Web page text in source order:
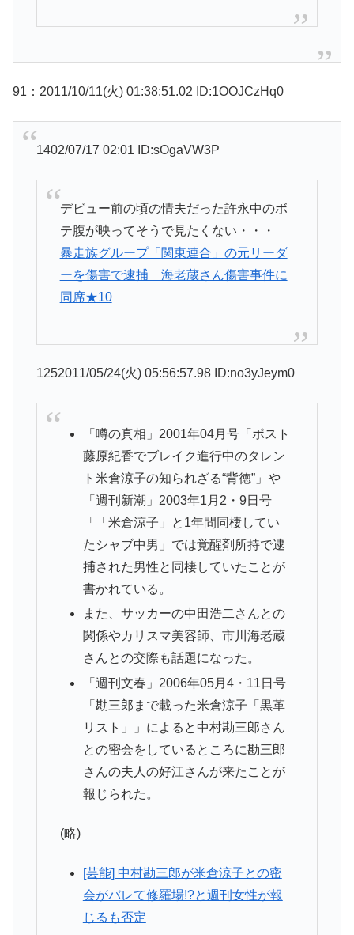
91：2011/10/11(火) 01:38:51.02 ID:1OOJCzHq0
1402/07/17 02:01 ID:sOgaVW3P
デビュー前の頃の情夫だった許永中のボ
テ腹が映ってそうで見たくない・・・
暴走族グループ「関東連合」の元リーダ
ーを傷害で逮捕 海老蔵さん傷害事件に
同席★10
1252011/05/24(火) 05:56:57.98 ID:no3yJeym0
「噂の真相」2001年04月号「ポスト
藤原紀香でブレイク進行中のタレン
ト米倉涼子の知られざる“背徳”」や
「週刊新潮」2003年1月2・9日号
「「米倉涼子」と1年間同棲してい
たシャブ中男」では覚醒剤所持で逮
捕された男性と同棲していたことが
書かれている。
また、サッカーの中田浩二さんとの
関係やカリスマ美容師、市川海老蔵
さんとの交際も話題になった。
「週刊文春」2006年05月4・11日号
「勘三郎まで載った米倉涼子「黒革
リスト」」によると中村勘三郎さん
との密会をしているところに勘三郎
さんの夫人の好江さんが来たことが
報じられた。
(略)
[芸能] 中村勘三郎が米倉涼子との密
会がバレて修羅場!?と週刊女性が報
じるも否定